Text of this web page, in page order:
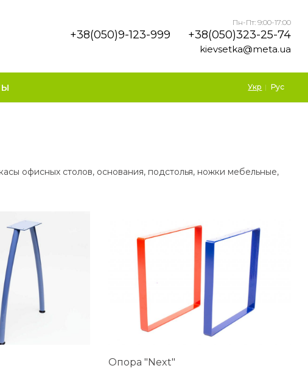
Пн-Пт: 9:00-17:00
+38(050)9-123-999 +38(050)323-25-74
kievsetka@meta.ua
Укр Рус
офисных столов, основания, подстолья, ножки мебельные,
Опора "Next"